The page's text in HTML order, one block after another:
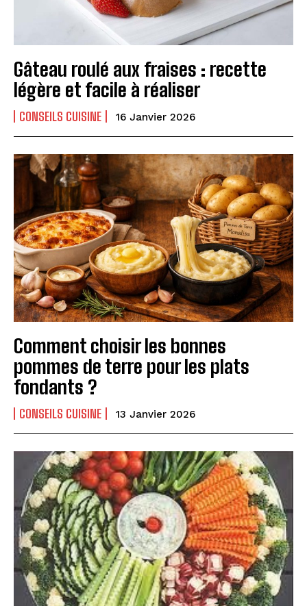
Gâteau roulé aux fraises : recette
légère et facile à réaliser
CONSEILS CUISINE 16 Janvier 2026
Comment choisir les bonnes
pommes de terre pour les plats
fondants ?
CONSEILS CUISINE 13 Janvier 2026